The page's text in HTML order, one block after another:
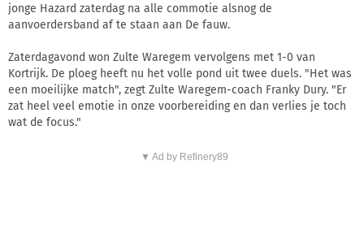
jonge Hazard zaterdag na alle commotie alsnog de
aanvoerdersband af te staan aan De fauw.
Zaterdagavond won Zulte Waregem vervolgens met 1-0 van
Kortrijk. De ploeg heeft nu het volle pond uit twee duels. "Het was
een moeilijke match", zegt Zulte Waregem-coach Franky Dury. "Er
zat heel veel emotie in onze voorbereiding en dan verlies je toch
wat de focus."
▼ Ad by Refinery89